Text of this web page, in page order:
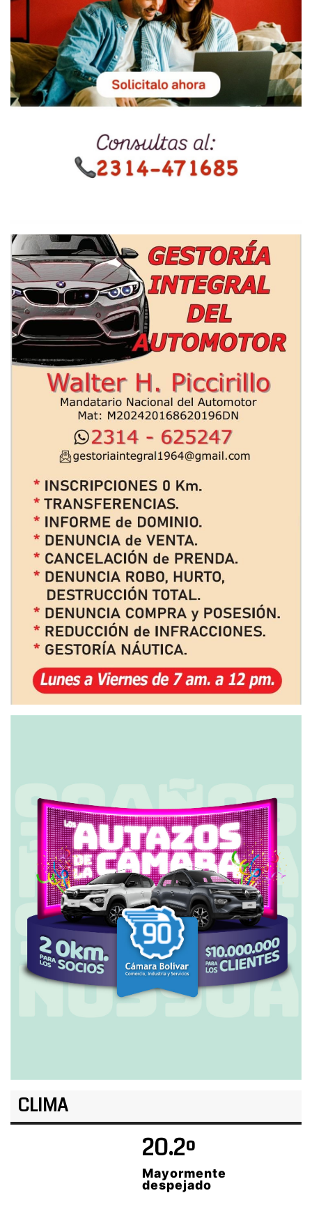
CLIMA
20.2º
Mayormente
despejado